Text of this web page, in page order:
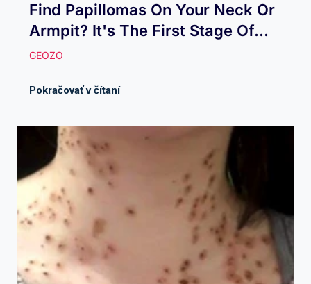
Find Papillomas On Your Neck Or
Armpit? It's The First Stage Of...